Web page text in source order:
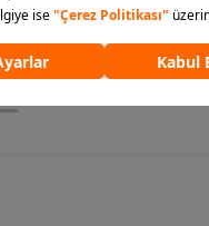
Spor
Nike Dunk Low
5.759,90 TL